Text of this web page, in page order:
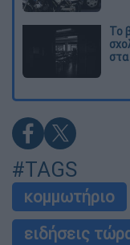
Το
#TAGS
κομμωτήριο
ειδήσεις